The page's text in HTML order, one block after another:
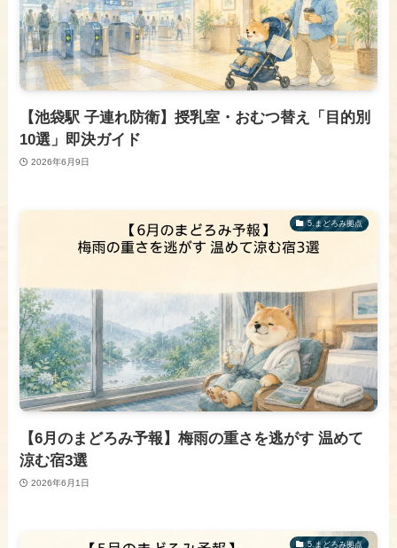
【池袋駅 子連れ防衛】授乳室・おむつ替え「目的別
10選」即決ガイド
2026年6月9日
​5.まどろみ拠点
【6月のまどろみ予報】梅雨の重さを逃がす 温めて
涼む宿3選
2026年6月1日
​5.まどろみ拠点